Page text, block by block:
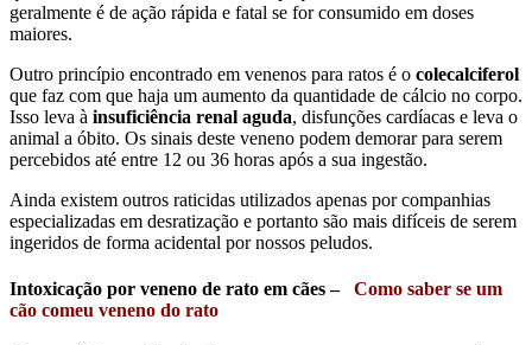
geralmente é de ação rápida e fatal se for consumido em doses
maiores.
Outro princípio encontrado em venenos para ratos é o colecalciferol
que faz com que haja um aumento da quantidade de cálcio no corpo.
Isso leva à insuficiência renal aguda, disfunções cardíacas e leva o
animal a óbito. Os sinais deste veneno podem demorar para serem
percebidos até entre 12 ou 36 horas após a sua ingestão.
Ainda existem outros raticidas utilizados apenas por companhias
especializadas em desratização e portanto são mais difíceis de serem
ingeridos de forma acidental por nossos peludos.
Intoxicação por veneno de rato em cães – Como saber se um
cão comeu veneno do rato